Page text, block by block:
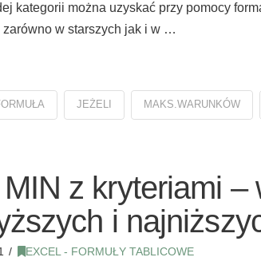
kategorii można uzyskać przy pomocy
zarówno w starszych jak i w …
JEŻELI MAKS.WARUNKÓW
z kryteriami –
i
EXCEL - FORMUŁY TABLICOWE